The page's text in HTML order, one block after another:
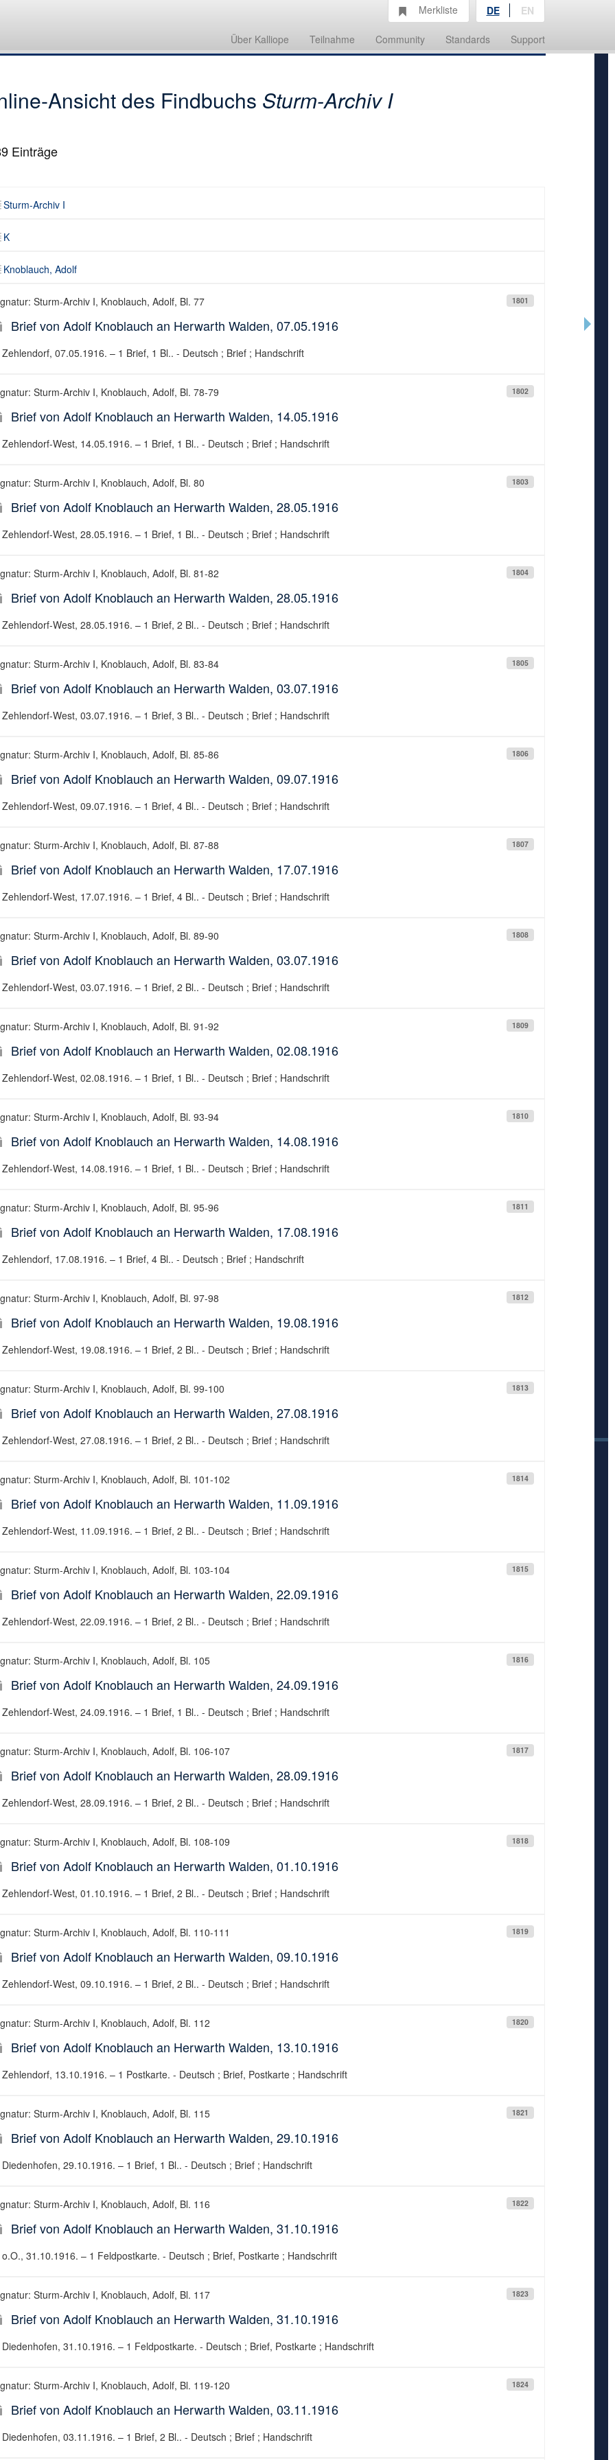
Über Kalliope Teilnahme Community Standards Support
Merkliste DE EN
Ansicht des Findbuchs Sturm-Archiv I
Einträge
Sturm-Archiv I
K
Knoblauch, Adolf
1801
Sturm-Archiv I, Knoblauch, Adolf, Bl. 77
Brief von Adolf Knoblauch an Herwarth Walden, 07.05.1916
Zehlendorf, 07.05.1916. – 1 Brief, 1 Bl.. - Deutsch ; Brief ; Handschrift
1802
Sturm-Archiv I, Knoblauch, Adolf, Bl. 78-79
Brief von Adolf Knoblauch an Herwarth Walden, 14.05.1916
Zehlendorf-West, 14.05.1916. – 1 Brief, 1 Bl.. - Deutsch ; Brief ; Handschrift
1803
Sturm-Archiv I, Knoblauch, Adolf, Bl. 80
Brief von Adolf Knoblauch an Herwarth Walden, 28.05.1916
Zehlendorf-West, 28.05.1916. – 1 Brief, 1 Bl.. - Deutsch ; Brief ; Handschrift
1804
Sturm-Archiv I, Knoblauch, Adolf, Bl. 81-82
Brief von Adolf Knoblauch an Herwarth Walden, 28.05.1916
Zehlendorf-West, 28.05.1916. – 1 Brief, 2 Bl.. - Deutsch ; Brief ; Handschrift
1805
Sturm-Archiv I, Knoblauch, Adolf, Bl. 83-84
Brief von Adolf Knoblauch an Herwarth Walden, 03.07.1916
Zehlendorf-West, 03.07.1916. – 1 Brief, 3 Bl.. - Deutsch ; Brief ; Handschrift
1806
Sturm-Archiv I, Knoblauch, Adolf, Bl. 85-86
Brief von Adolf Knoblauch an Herwarth Walden, 09.07.1916
Zehlendorf-West, 09.07.1916. – 1 Brief, 4 Bl.. - Deutsch ; Brief ; Handschrift
1807
Sturm-Archiv I, Knoblauch, Adolf, Bl. 87-88
Brief von Adolf Knoblauch an Herwarth Walden, 17.07.1916
Zehlendorf-West, 17.07.1916. – 1 Brief, 4 Bl.. - Deutsch ; Brief ; Handschrift
1808
Sturm-Archiv I, Knoblauch, Adolf, Bl. 89-90
Brief von Adolf Knoblauch an Herwarth Walden, 03.07.1916
Zehlendorf-West, 03.07.1916. – 1 Brief, 2 Bl.. - Deutsch ; Brief ; Handschrift
1809
Sturm-Archiv I, Knoblauch, Adolf, Bl. 91-92
Brief von Adolf Knoblauch an Herwarth Walden, 02.08.1916
Zehlendorf-West, 02.08.1916. – 1 Brief, 1 Bl.. - Deutsch ; Brief ; Handschrift
1810
Sturm-Archiv I, Knoblauch, Adolf, Bl. 93-94
Brief von Adolf Knoblauch an Herwarth Walden, 14.08.1916
Zehlendorf-West, 14.08.1916. – 1 Brief, 1 Bl.. - Deutsch ; Brief ; Handschrift
1811
Sturm-Archiv I, Knoblauch, Adolf, Bl. 95-96
Brief von Adolf Knoblauch an Herwarth Walden, 17.08.1916
Zehlendorf, 17.08.1916. – 1 Brief, 4 Bl.. - Deutsch ; Brief ; Handschrift
1812
Sturm-Archiv I, Knoblauch, Adolf, Bl. 97-98
Brief von Adolf Knoblauch an Herwarth Walden, 19.08.1916
Zehlendorf-West, 19.08.1916. – 1 Brief, 2 Bl.. - Deutsch ; Brief ; Handschrift
1813
Sturm-Archiv I, Knoblauch, Adolf, Bl. 99-100
Brief von Adolf Knoblauch an Herwarth Walden, 27.08.1916
Zehlendorf-West, 27.08.1916. – 1 Brief, 2 Bl.. - Deutsch ; Brief ; Handschrift
1814
Sturm-Archiv I, Knoblauch, Adolf, Bl. 101-102
Brief von Adolf Knoblauch an Herwarth Walden, 11.09.1916
Zehlendorf-West, 11.09.1916. – 1 Brief, 2 Bl.. - Deutsch ; Brief ; Handschrift
1815
Sturm-Archiv I, Knoblauch, Adolf, Bl. 103-104
Brief von Adolf Knoblauch an Herwarth Walden, 22.09.1916
Zehlendorf-West, 22.09.1916. – 1 Brief, 2 Bl.. - Deutsch ; Brief ; Handschrift
1816
Sturm-Archiv I, Knoblauch, Adolf, Bl. 105
Brief von Adolf Knoblauch an Herwarth Walden, 24.09.1916
Zehlendorf-West, 24.09.1916. – 1 Brief, 1 Bl.. - Deutsch ; Brief ; Handschrift
1817
Sturm-Archiv I, Knoblauch, Adolf, Bl. 106-107
Brief von Adolf Knoblauch an Herwarth Walden, 28.09.1916
Zehlendorf-West, 28.09.1916. – 1 Brief, 2 Bl.. - Deutsch ; Brief ; Handschrift
1818
Sturm-Archiv I, Knoblauch, Adolf, Bl. 108-109
Brief von Adolf Knoblauch an Herwarth Walden, 01.10.1916
Zehlendorf-West, 01.10.1916. – 1 Brief, 2 Bl.. - Deutsch ; Brief ; Handschrift
1819
Sturm-Archiv I, Knoblauch, Adolf, Bl. 110-111
Brief von Adolf Knoblauch an Herwarth Walden, 09.10.1916
Zehlendorf-West, 09.10.1916. – 1 Brief, 2 Bl.. - Deutsch ; Brief ; Handschrift
1820
Sturm-Archiv I, Knoblauch, Adolf, Bl. 112
Brief von Adolf Knoblauch an Herwarth Walden, 13.10.1916
Zehlendorf, 13.10.1916. – 1 Postkarte. - Deutsch ; Brief, Postkarte ; Handschrift
1821
Sturm-Archiv I, Knoblauch, Adolf, Bl. 115
Brief von Adolf Knoblauch an Herwarth Walden, 29.10.1916
Diedenhofen, 29.10.1916. – 1 Brief, 1 Bl.. - Deutsch ; Brief ; Handschrift
1822
Sturm-Archiv I, Knoblauch, Adolf, Bl. 116
Brief von Adolf Knoblauch an Herwarth Walden, 31.10.1916
o.O., 31.10.1916. – 1 Feldpostkarte. - Deutsch ; Brief, Postkarte ; Handschrift
1823
Sturm-Archiv I, Knoblauch, Adolf, Bl. 117
Brief von Adolf Knoblauch an Herwarth Walden, 31.10.1916
Diedenhofen, 31.10.1916. – 1 Feldpostkarte. - Deutsch ; Brief, Postkarte ; Handschrift
1824
Sturm-Archiv I, Knoblauch, Adolf, Bl. 119-120
Brief von Adolf Knoblauch an Herwarth Walden, 03.11.1916
Diedenhofen, 03.11.1916. – 1 Brief, 2 Bl.. - Deutsch ; Brief ; Handschrift